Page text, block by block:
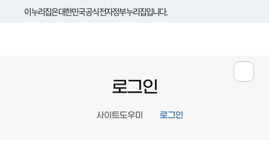
이 누리집은 대한민국 공식 전자정부 누리집입니다.
로그인
사이트도우미 로그인